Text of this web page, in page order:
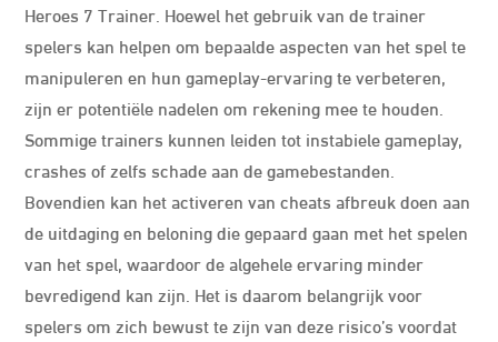
Heroes 7 Trainer. Hoewel het gebruik van de trainer
spelers kan helpen om bepaalde aspecten van het spel te
manipuleren en hun gameplay-ervaring te verbeteren,
zijn er potentiële nadelen om rekening mee te houden.
Sommige trainers kunnen leiden tot instabiele gameplay,
crashes of zelfs schade aan de gamebestanden.
Bovendien kan het activeren van cheats afbreuk doen aan
de uitdaging en beloning die gepaard gaan met het spelen
van het spel, waardoor de algehele ervaring minder
bevredigend kan zijn. Het is daarom belangrijk voor
spelers om zich bewust te zijn van deze risico’s voordat